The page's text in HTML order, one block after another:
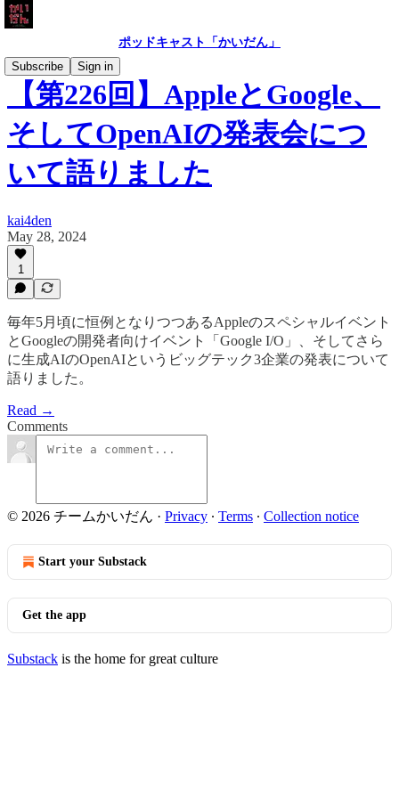
ポッドキャスト「かいだん」
Subscribe
Sign in
【第226回】AppleとGoogle、
そしてOpenAIの発表会につ
いて語りました
kai4den
May 28, 2024
1
毎年5月頃に恒例となりつつあるAppleのスペシャルイベント
とGoogleの開発者向けイベント「Google I/O」、そしてさら
に生成AIのOpenAIというビッグテック3企業の発表について
語りました。
Read →
Comments
© 2026 チームかいだん · Privacy ∙ Terms ∙ Collection notice
Start your Substack
Get the app
Substack is the home for great culture